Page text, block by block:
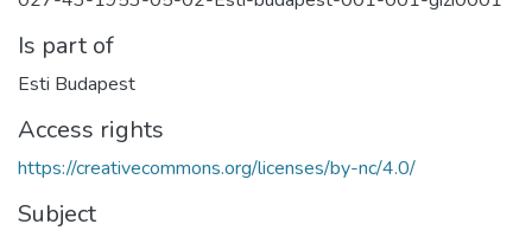
Is part of
Esti Budapest
Access rights
https://creativecommons.org/licenses/by-nc/4.0/
Subject